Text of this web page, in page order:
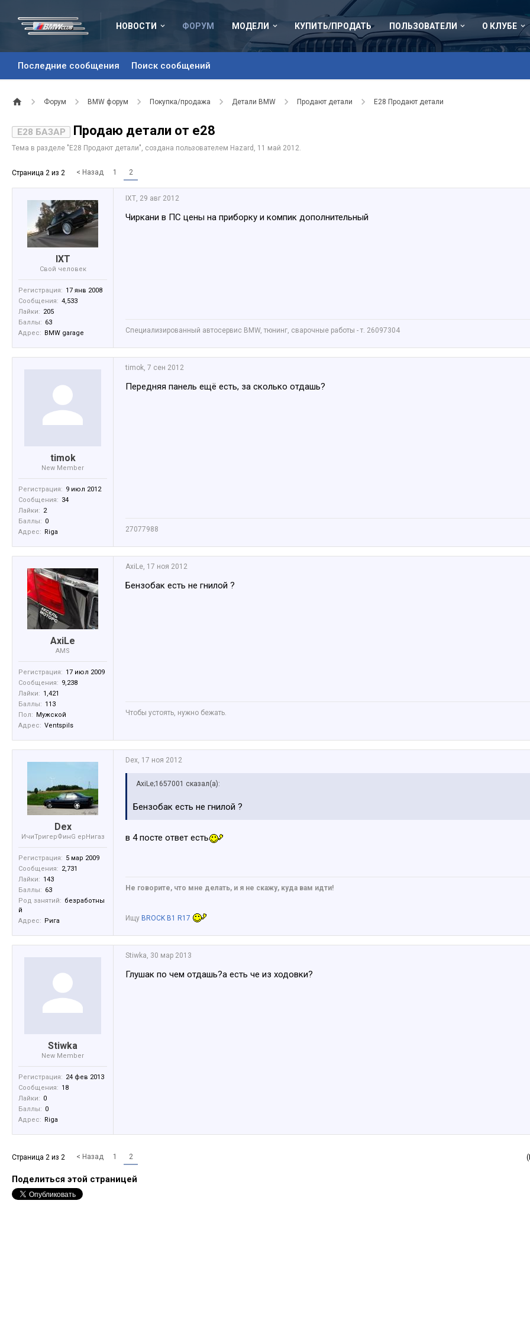
НОВОСТИ ФОРУМ
Последние сообщения Поиск сообщений
МОДЕЛИ КУПИТЬ/ПРОДАТЬ ПОЛЬЗОВАТЕЛИ О КЛУБЕ
Форум BMW форум Покупка/продажа Детали BMW Продают детали Е28 Продают детали
E28 БАЗАР Продаю детали от e28
Тема в разделе " Е28 Продают детали", создана пользователем Hazard , 11 май 2012.
Страница 2 из 2 < Назад 1 2
IXT
Свой человек
Регистрация: 17 янв 2008
Сообщения: 4,533
Лайки: 205
Баллы: 63
Адрес: BMW garage
IXT, 29 авг 2012
Чиркани в ПС цены на приборку и компик дополнительный
Специализированный автосервис BMW, тюнинг, сварочные работы - т. 26097304
timok
New Member
Регистрация: 9 июл 2012
Сообщения: 34
Лайки: 2
Баллы: 0
Адрес: Riga
timok, 7 сен 2012
Передняя панель ещё есть, за сколько отдашь?
27077988
AxiLe
AMS
Регистрация: 17 июл 2009
Сообщения: 9,238
Лайки: 1,421
Баллы: 113
Пол: Мужской
Адрес: Ventspils
AxiLe, 17 ноя 2012
Бензобак есть не гнилой ?
Чтобы устоять, нужно бежать.
Dex
ИчиТригерФинG ерНигаз
Регистрация: 5 мар 2009
Сообщения: 2,731
Лайки: 143
Баллы: 63
Род занятий: безработны
й
Адрес: Рига
Dex, 17 ноя 2012
AxiLe;1657001 сказал(а):
Бензобак есть не гнилой ?
в 4 посте ответ есть
Не говорите, что мне делать, и я не скажу, куда вам идти!
Ищу BROCK B1 R17
Stiwka
New Member
Регистрация: 24 фев 2013
Сообщения: 18
Лайки: 0
Баллы: 0
Адрес: Riga
Stiwka, 30 мар 2013
Глушак по чем отдашь?а есть че из ходовки?
Страница 2 из 2 < Назад 1 2
Поделиться этой страницей